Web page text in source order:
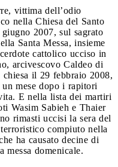
vittima dell’odio
nella Chiesa del Santo
2007, sul sagrato
Santa Messa, insieme
cattolico ucciso in
arcivescovo Caldeo di
il 29 febbraio 2008,
mese dopo i rapitori
E nella lista dei martiri
Wasim Sabieh e Thaier
rimasti uccisi la sera del
compiuto nella
ha causato decine di
domenicale.